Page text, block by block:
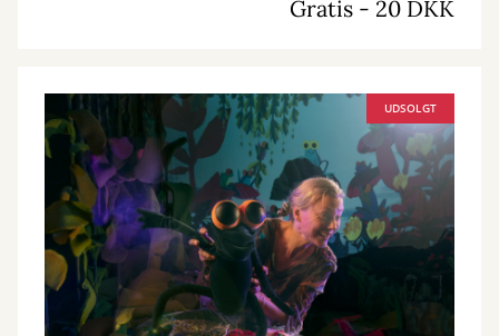
Gratis - 20 DKK
UDSOLGT